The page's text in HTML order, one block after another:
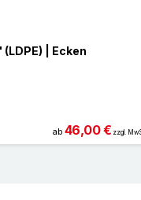
(LDPE) | Ecken
ab 46,00 € zzgl.